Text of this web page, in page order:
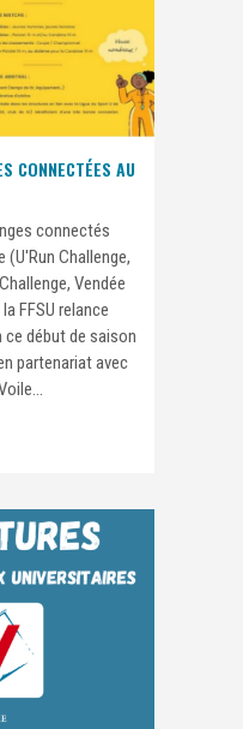
CONNECTÉES AU
connectés
(U'Run Challenge,
Vendée
FFSU relance
ce début de saison
partenariat avec